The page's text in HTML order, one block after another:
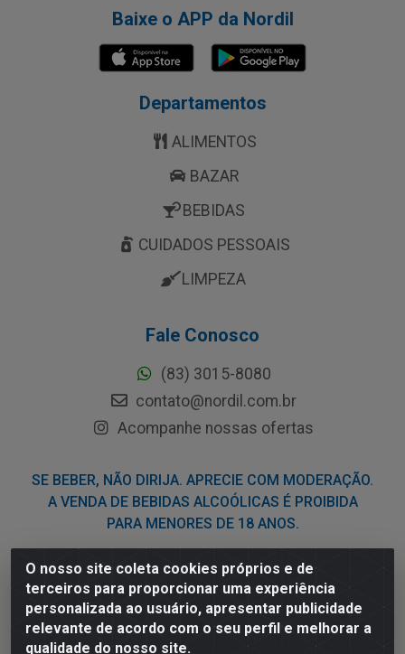
O nosso site coleta cookies próprios e de
terceiros para proporcionar uma experiência
personalizada ao usuário, apresentar publicidade
relevante de acordo com o seu perfil e melhorar a
qualidade do nosso site.
Baixe o APP da Nordil
Departamentos
ALIMENTOS
BAZAR
BEBIDAS
CUIDADOS PESSOAIS
LIMPEZA
Fale Conosco
(83) 3015-8080
contato@nordil.com.br
Acompanhe nossas ofertas
SE BEBER, NÃO DIRIJA. APRECIE COM MODERAÇÃO.
A VENDA DE BEBIDAS ALCOÓLICAS É PROIBIDA
PARA MENORES DE 18 ANOS.
Nordil Distribuidora - Avenida Liberdade, 2738, Bloco F -
Sesi - Bayeux/PB - CEP 58.111-400 - CNPJ
03.775.813/0001-41